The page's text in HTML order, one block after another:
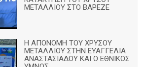
ΜΕΤΑΛΛΙΟΥ ΣΤΟ ΒΑΡΕΖΕ
Η ΑΠΟΝΟΜΗ ΤΟΥ ΧΡΥΣΟΥ
ΜΕΤΑΛΛΙΟΥ ΣΤΗΝ ΕΥΑΓΓΕΛΙΑ
ΑΝΑΣΤΑΣΙΑΔΟΥ ΚΑΙ Ο ΕΘΝΙΚΟΣ